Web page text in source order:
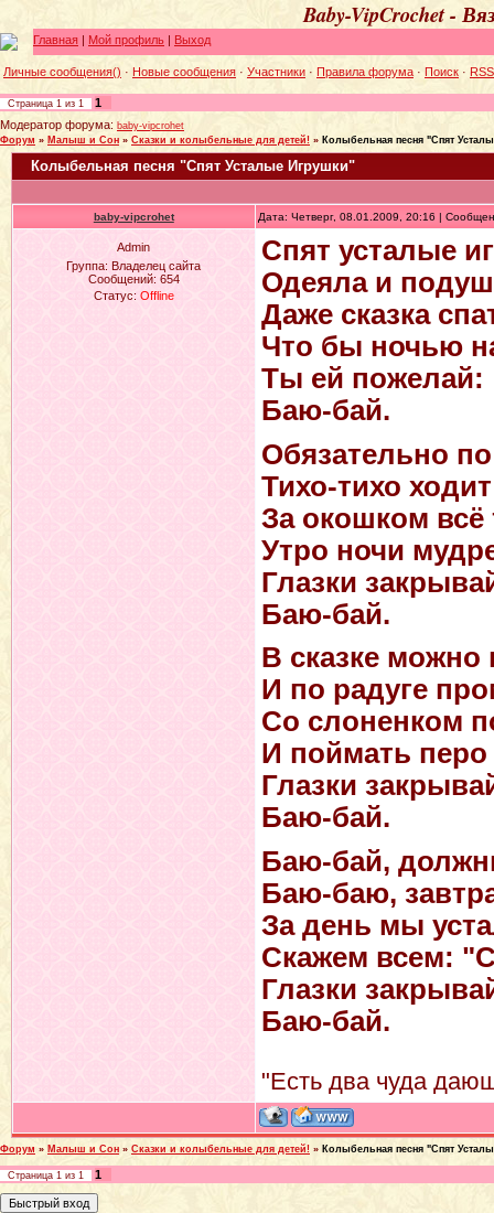
Baby-VipCrochet -
Главная | Мой профиль | Выход
Личные сообщения() · Новые сообщения · Участники · Правила форума · Поиск · RSS
Страница 1 из 1
1
Модератор форума: baby-vipcrohet
Форум » Малыш и Сон » Сказки и колыбельные для детей! » Колыбельная песня "Спят
Колыбельная песня "Спят Усталые Игрушки"
baby-vipcrohet Дата: Четверг, 08.01.2009, 20:16 |
Admin
Группа: Владелец сайта
Сообщений: 654
Статус: Offline
Спят усталые
Одеяла и
Даже сказка
Что бы ночью
Ты ей пожелай:
Баю-бай.
Обязательно
Тихо-тихо
За окошком всё
Утро ночи
Глазки
Баю-бай.
В сказке можно
И по радуге
Со слоненком
И поймать
Глазки
Баю-бай.
Баю-бай,
Баю-баю,
За день мы
Скажем всем:
Глазки
Баю-бай.
"Есть два чуда
Форум » Малыш и Сон » Сказки и колыбельные для детей! » Колыбельная песня "Спят
Страница 1 из 1 1